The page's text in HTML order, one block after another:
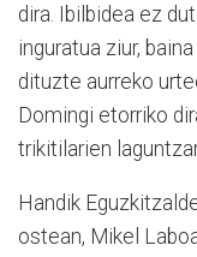
dira. Ibilbidea ez
inguratua ziur,
dituzte aurreko
Domingi etorriko
trikitilarien
Handik
ostean, Mikel